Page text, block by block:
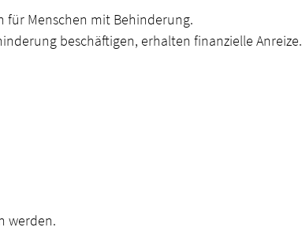
für Menschen mit Behinderung.
beschäftigen, erhalten finanzielle Anreize.
werden.